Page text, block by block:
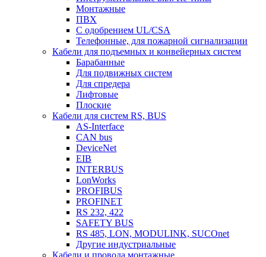
Монтажные
ПВХ
С одобрением UL/CSA
Телефонные, для пожарной сигнализации
Кабели для подъемных и конвейерных систем
Барабанные
Для подвижных систем
Для спредера
Лифтовые
Плоские
Кабели для систем RS, BUS
AS-Interface
CAN bus
DeviceNet
EIB
INTERBUS
LonWorks
PROFIBUS
PROFINET
RS 232, 422
SAFETY BUS
RS 485, LON, MODULINK, SUCOnet
Другие индустриальные
Кабели и провода монтажные